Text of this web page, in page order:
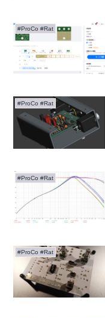
#ProCo #Rat
#ProCo #Rat
#ProCo #Rat
#ProCo #Rat